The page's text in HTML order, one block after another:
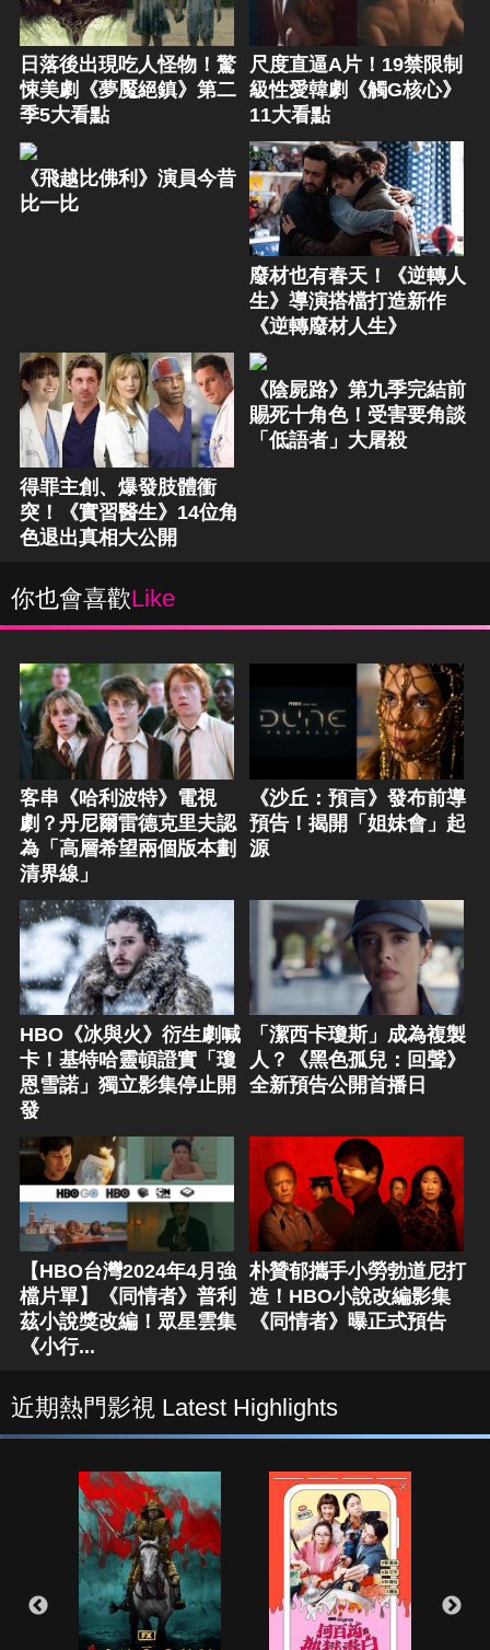
日落後出現吃人怪物！驚
悚美劇《夢魘絕鎮》第二
季5大看點
尺度直逼A片！19禁限制
級性愛韓劇《觸G核心》
11大看點
《飛越比佛利》演員今昔
比一比
廢材也有春天！《逆轉人
生》導演搭檔打造新作
《逆轉廢材人生》
得罪主創、爆發肢體衝
突！《實習醫生》14位角
色退出真相大公開
《陰屍路》第九季完結前
賜死十角色！受害要角談
「低語者」大屠殺
你也會喜歡Like
客串《哈利波特》電視
劇？丹尼爾雷德克里夫認
為「高層希望兩個版本劃
清界線」
《沙丘：預言》發布前導
預告！揭開「姐妹會」起
源
HBO《冰與火》衍生劇喊
卡！基特哈靈頓證實「瓊
恩雪諾」獨立影集停止開
發
「潔西卡瓊斯」成為複製
人？《黑色孤兒：回聲》
全新預告公開首播日
【HBO台灣2024年4月強
檔片單】《同情者》普利
茲小說獎改編！眾星雲集
《小行...
朴贊郁攜手小勞勃道尼打
造！HBO小說改編影集
《同情者》曝正式預告
近期熱門影視 Latest Highlights